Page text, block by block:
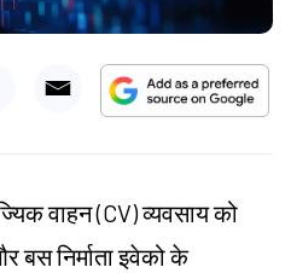
वाहन (CV) व्यवसाय को
निर्माता इवेको के